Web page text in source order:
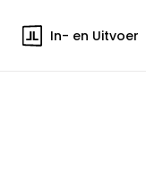
In- en Uitvoer